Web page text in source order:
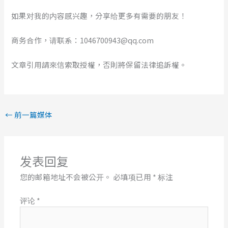
如果对我的内容感兴趣，分享给更多有需要的朋友！
商务合作，请联系：1046700943@qq.com
文章引用請來信索取授權，否則將保留法律追訴權。
← 前一篇媒体
发表回复
您的邮箱地址不会被公开。 必填项已用 *标注
评论 *